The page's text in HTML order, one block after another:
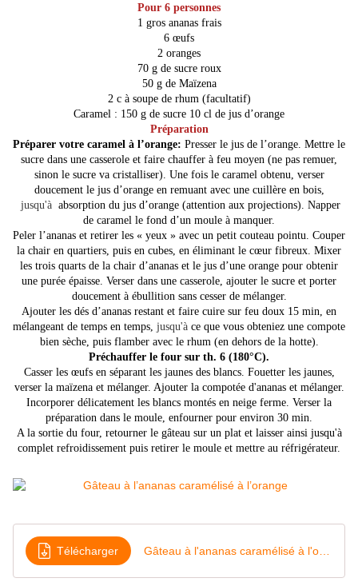
Pour 6 personnes
1 gros ananas frais
6 œufs
2 oranges
70 g de sucre roux
50 g de Maïzena
2 c à soupe de rhum (facultatif)
Caramel : 150 g de sucre 10 cl de jus d’orange
Préparation
Préparer votre caramel à l’orange: Presser le jus de l’orange. Mettre le
sucre dans une casserole et faire chauffer à feu moyen (ne pas remuer,
sinon le sucre va cristalliser). Une fois le caramel obtenu, verser
doucement le jus d’orange en remuant avec une cuillère en bois,
jusqu'à absorption du jus d’orange (attention aux projections). Napper
de caramel le fond d’un moule à manquer.
Peler l’ananas et retirer les « yeux » avec un petit couteau pointu. Couper
la chair en quartiers, puis en cubes, en éliminant le cœur fibreux. Mixer
les trois quarts de la chair d’ananas et le jus d’une orange pour obtenir
une purée épaisse. Verser dans une casserole, ajouter le sucre et porter
doucement à ébullition sans cesser de mélanger.
Ajouter les dés d’ananas restant et faire cuire sur feu doux 15 min, en
mélangeant de temps en temps, jusqu'à ce que vous obteniez une compote
bien sèche, puis flamber avec le rhum (en dehors de la hotte).
Préchauffer le four sur th. 6 (180°C).
Casser les œufs en séparant les jaunes des blancs. Fouetter les jaunes,
verser la maïzena et mélanger. Ajouter la compotée d'ananas et mélanger.
Incorporer délicatement les blancs montés en neige ferme. Verser la
préparation dans le moule, enfourner pour environ 30 min.
A la sortie du four, retourner le gâteau sur un plat et laisser ainsi jusqu'à
complet refroidissement puis retirer le moule et mettre au réfrigérateur.
Télécharger